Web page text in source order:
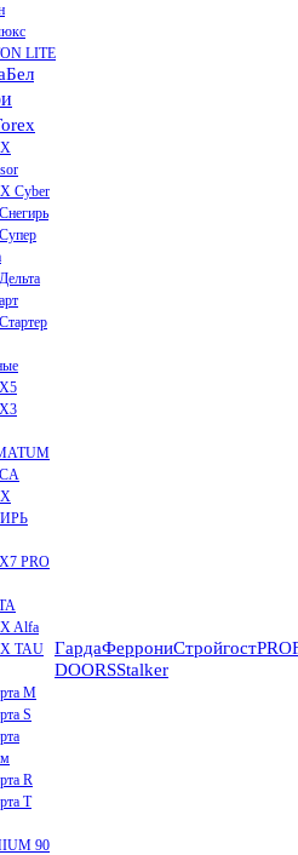
LITE
Cyber
PRO
Alfa
TAU
M
S
R
Т
90
ГардаФеррониСтройгост
DOORSStalker